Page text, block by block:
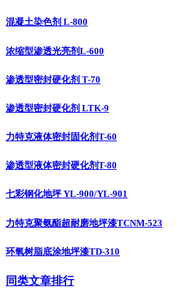
混凝土染色剂 L-800
浓缩型渗透光亮剂L-600
渗透型密封硬化剂 T-70
渗透型密封硬化剂 LTK-9
力特克液体密封固化剂T-60
渗透型液体密封硬化剂T-80
七彩钢化地坪 YL-900/YL-901
力特克聚氨酯超耐磨地坪漆TCNM-523
环氧树脂底涂地坪漆TD-310
同类文章排行